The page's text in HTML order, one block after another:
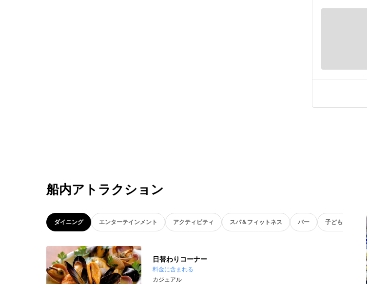
船内アトラクション
ダイニング エンターテインメント アクティビティ スパ＆フィットネス バー 子ども向け
日替わりコーナー
料金に含まれる
カジュアル